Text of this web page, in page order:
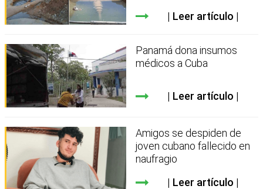
Leer artículo
Panamá dona insumos
médicos a Cuba
Leer artículo
Amigos se despiden de
joven cubano fallecido en
naufragio
Leer artículo